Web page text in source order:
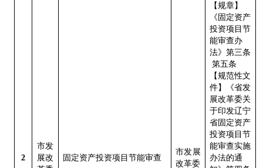
2
市发
展改
固定资产投资项目节能审查
市发展
改革委
【规章】
《固定资产
投资项目节
能审查办
法》第三条
第五条
【规范性文
件】《省发
展改革委关
于印发辽宁
省固定资产
投资项目节
能审查实施
办法的通